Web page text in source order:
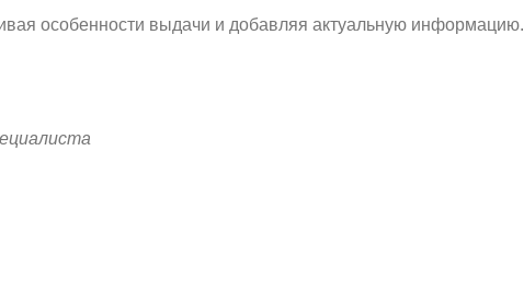
особенности выдачи и добавляя актуальную информацию.